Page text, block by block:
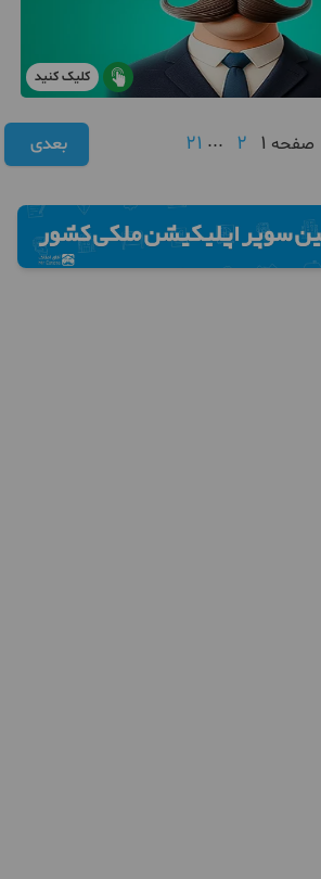
کلیک کنید
صفحه 1
2
...
21 بعدی